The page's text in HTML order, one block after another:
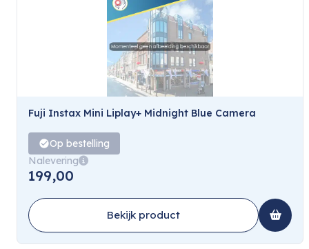
Fuji Instax Mini Liplay+ Midnight Blue Camera
Op bestelling
Nalevering
199,00
Bekijk product